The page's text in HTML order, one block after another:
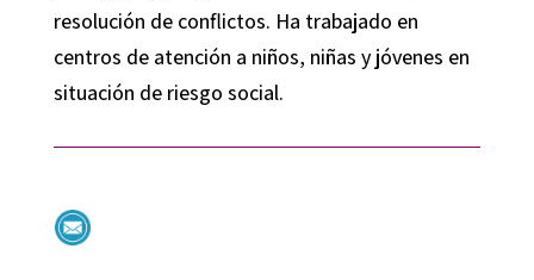
resolución de conflictos. Ha trabajado en
centros de atención a niños, niñas y jóvenes en
situación de riesgo social.